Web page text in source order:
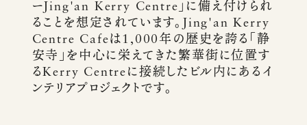
ーJing'an Kerry Centre」に備え付けられ
ることを想定されています。Jing'an Kerry
Centre Cafeは1,000年の歴史を誇る「静
安寺」を中心に栄えてきた繁華街に位置す
るKerry Centreに接続したビル内にあるイ
ンテリアプロジェクトです。